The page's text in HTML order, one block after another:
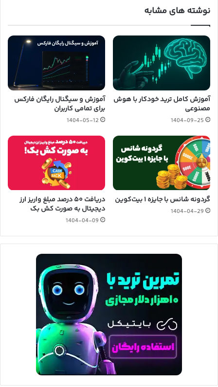
نوشته های مشابه
آموزش کامل ترید خودکار با هوش
مصنوعی
1404-09-25
آموزش و سیگنال رایگان فارکس
برای تمامی کاربران
1404-05-12
گردونه شانس با جایزه ۱ بیت‌کوین
1404-04-29
دریافت ۵۰ درصد مبلغ واریز ارز
دیجیتال به صورت کش بک
1404-04-09